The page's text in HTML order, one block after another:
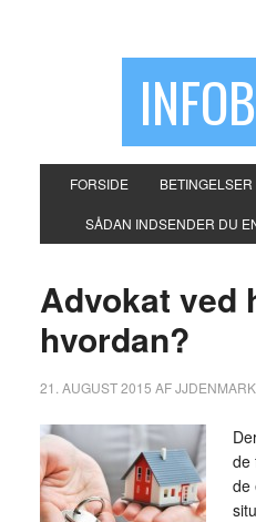
FORSIDE
SÅDAN INDSENDER DU
Advokat ved
hvordan?
21. AUGUST 2015 AFJJDENMARK
de
de